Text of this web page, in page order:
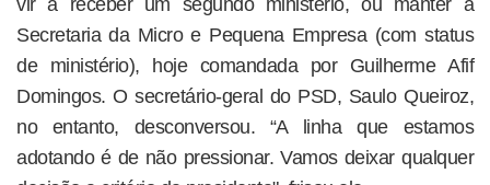
vir a receber um segundo ministério, ou manter a
Secretaria da Micro e Pequena Empresa (com status
de ministério), hoje comandada por Guilherme Afif
Domingos. O secretário-geral do PSD, Saulo Queiroz,
no entanto, desconversou. “A linha que estamos
adotando é de não pressionar. Vamos deixar qualquer